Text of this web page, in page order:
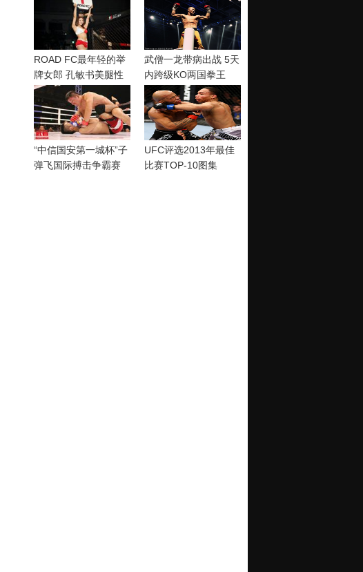
ROAD FC最年轻的举
牌女郎 孔敏书美腿性
感眼神清纯
武僧一龙带病出战 5天
内跨级KO两国拳王
“中信国安第一城杯”子
弹飞国际搏击争霸赛
UFC评选2013年最佳
比赛TOP-10图集